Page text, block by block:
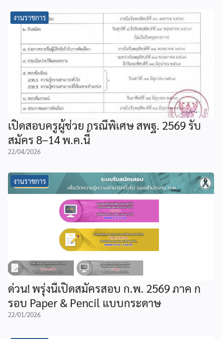
งานราชการ
เปิดสอบครูผู้ช่วย กรณีพิเศษ สพฐ. 2569 รับ
สมัคร 8–14 พ.ค.นี้
22/04/2026
งานราชการ
ด่วน! พรุ่งนี้เปิดสมัครสอบ ก.พ. 2569 ภาค ก
รอบ Paper & Pencil แบบกระดาษ
22/01/2026